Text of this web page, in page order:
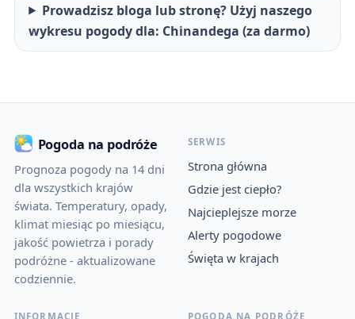
Prowadzisz bloga lub stronę? Użyj naszego
wykresu pogody dla: Chinandega (za darmo)
Pogoda na podróże
Prognoza pogody na 14 dni
dla wszystkich krajów
świata. Temperatury, opady,
klimat miesiąc po miesiącu,
jakość powietrza i porady
podróżne - aktualizowane
codziennie.
SERWIS
Strona główna
Gdzie jest ciepło?
Najcieplejsze morze
Alerty pogodowe
Święta w krajach
INFORMACJE POGODA NA PODRÓŻE